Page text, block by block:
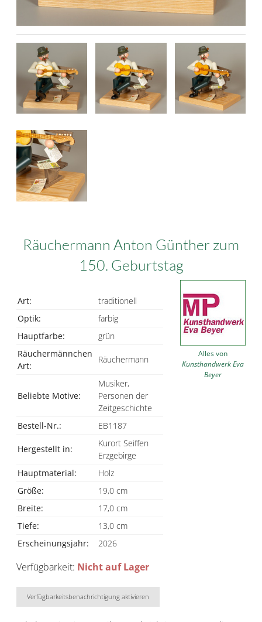
Räuchermann Anton Günther zum
150. Geburtstag
Art:
traditionell
Optik:
farbig
Hauptfarbe:
grün
Räuchermännchen
Art:
Räuchermann
Beliebte Motive:
Musiker,
Personen der
Zeitgeschichte
Bestell-Nr.:
EB1187
Hergestellt in:
Kurort Seiffen
Erzgebirge
Hauptmaterial:
Holz
Größe:
19,0 cm
Breite:
17,0 cm
Tiefe:
13,0 cm
Erscheinungsjahr:
2026
Alles von
Kunsthandwerk Eva
Beyer
Verfügbarkeit: Nicht auf Lager
Verfügbarkeitsbenachrichtigung aktivieren